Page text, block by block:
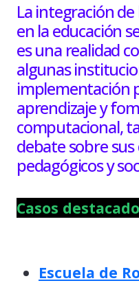
La integración
en la educación
es una realidad
algunas
implementación
aprendizaje y
computacional,
debate sobre
pedagógicos y
Casos
Escuela de